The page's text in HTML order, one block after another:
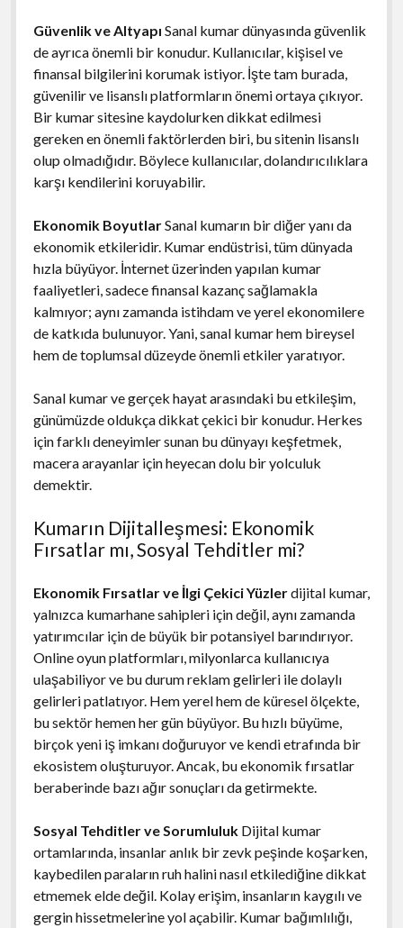
Güvenlik ve Altyapı Sanal kumar dünyasında güvenlik
de ayrıca önemli bir konudur. Kullanıcılar, kişisel ve
finansal bilgilerini korumak istiyor. İşte tam burada,
güvenilir ve lisanslı platformların önemi ortaya çıkıyor.
Bir kumar sitesine kaydolurken dikkat edilmesi
gereken en önemli faktörlerden biri, bu sitenin lisanslı
olup olmadığıdır. Böylece kullanıcılar, dolandırıcılıklara
karşı kendilerini koruyabilir.
Ekonomik BoyutlarSanal kumarın bir diğer yanı da
ekonomik etkileridir. Kumar endüstrisi, tüm dünyada
hızla büyüyor. İnternet üzerinden yapılan kumar
faaliyetleri, sadece finansal kazanç sağlamakla
kalmıyor; aynı zamanda istihdam ve yerel ekonomilere
de katkıda bulunuyor. Yani, sanal kumar hem bireysel
hem de toplumsal düzeyde önemli etkiler yaratıyor.
Sanal kumar ve gerçek hayat arasındaki bu etkileşim,
günümüzde oldukça dikkat çekici bir konudur. Herkes
için farklı deneyimler sunan bu dünyayı keşfetmek,
macera arayanlar için heyecan dolu bir yolculuk
demektir.
Kumarın Dijitalleşmesi: Ekonomik
Fırsatlar mı, Sosyal Tehditler mi?
Ekonomik Fırsatlar ve İlgi Çekici Yüzlerdijital kumar,
yalnızca kumarhane sahipleri için değil, aynı zamanda
yatırımcılar için de büyük bir potansiyel barındırıyor.
Online oyun platformları, milyonlarca kullanıcıya
ulaşabiliyor ve bu durum reklam gelirleri ile dolaylı
gelirleri patlatıyor. Hem yerel hem de küresel ölçekte,
bu sektör hemen her gün büyüyor. Bu hızlı büyüme,
birçok yeni iş imkanı doğuruyor ve kendi etrafında bir
ekosistem oluşturuyor. Ancak, bu ekonomik fırsatlar
beraberinde bazı ağır sonuçları da getirmekte.
Sosyal Tehditler ve SorumlulukDijital kumar
ortamlarında, insanlar anlık bir zevk peşinde koşarken,
kaybedilen paraların ruh halini nasıl etkilediğine dikkat
etmemek elde değil. Kolay erişim, insanların kaygılı ve
gergin hissetmelerine yol açabilir. Kumar bağımlılığı,